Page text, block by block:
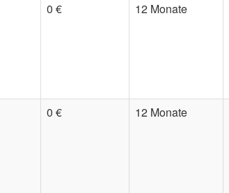
0 € 12 Monate
0 € 12 Monate